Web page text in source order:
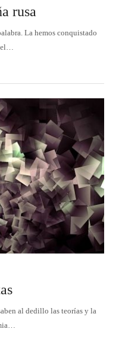
rusa
La hemos conquistado
al dedillo las teorías y la